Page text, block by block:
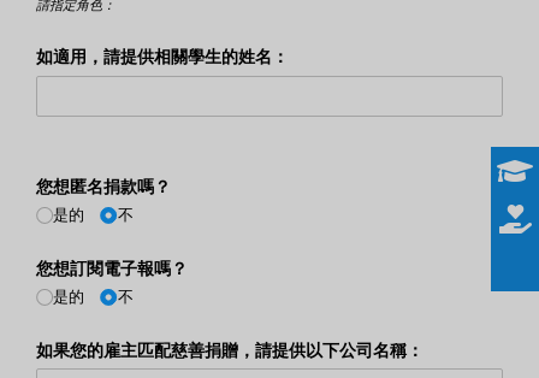
請指定角色：
如適用，請提供相關學生的姓名：
您想匿名捐款嗎？
是的 不
您想訂閱電子報嗎？
是的 不
如果您的雇主匹配慈善捐贈，請提供以下公司名稱：